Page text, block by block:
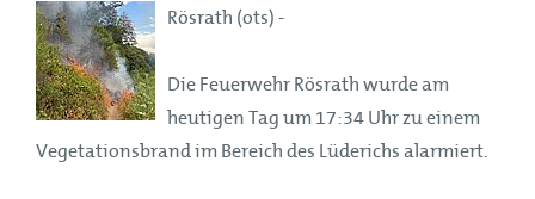
Rösrath (ots) -
Die Feuerwehr Rösrath wurde am
heutigen Tag um 17:34 Uhr zu einem
Vegetationsbrand im Bereich des Lüderichs alarmiert.